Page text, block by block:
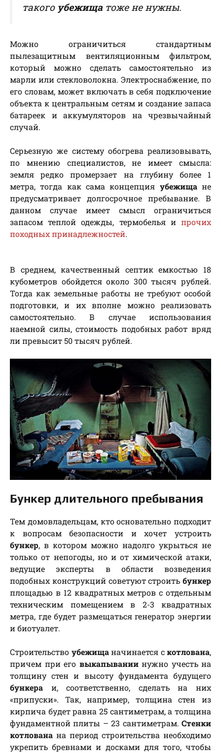
такого убежищатоже не нужны.
Можно ограничиться стандартным
пылезащитным вентиляционным фильтром,
который можно сделать самостоятельно из
марли или стекловолокна. Электроснабжение, по
его словам, может включать в себя подключение
объекта к центральным сетям и создание запаса
батареек и аккумуляторов на чрезвычайный
случай.
Серьезную же систему обогрева реализовывать,
по мнению специалистов, не имеет смысла:
земля редко промерзает на глубину более 1
метра, тогда как сама концепция убежищане
предусматривает долгосрочное пребывание. В
данном случае имеет смысл ограничиться
запасом теплой одежды, термобелья и прочих
походных принадлежностей.
В среднем, качественный септик емкостью 18
кубометров обойдется около 300 тысяч рублей.
Тогда как земельные работы не требуют особой
подготовки, и их вполне можно реализовать
самостоятельно. В случае использования
наемной силы, стоимость подобных работ вряд
ли превысит 50 тысяч рублей.
Бункер длительного пребывания
Тем домовладельцам, кто основательно подходит
к вопросам безопасности и хочет устроить
бункер, в котором можно надолго укрыться не
только от непогоды, но и от химической атаки,
ведущие эксперты в области возведения
подобных конструкций советуют строить бункер
площадью в 12 квадратных метров с отдельным
техническим помещением в 2-3 квадратных
метра, где будет размещаться генератор энергии
и биотуалет.
Строительство убежищаначинается скотлована,
причем при его выкапываниинужно учесть на
толщину стен и высоту фундамента будущего
бункера и, соответственно, сделать на них
«припуски». Так, например, толщина стен из
кирпича будет равна 25 сантиметрам, а толщина
фундаментной плиты – 23 сантиметрам. Стенки
котлована на период строительства необходимо
укрепить бревнами и досками для того, чтобы